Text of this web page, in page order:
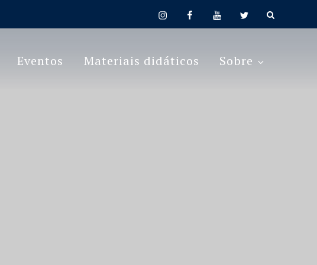
instagramfacebookyoutubetwitter
Eventos Materiais didáticos Sobre